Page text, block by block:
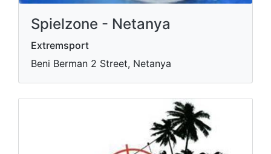
Spielzone - Netanya
Extremsport
Beni Berman 2 Street, Netanya